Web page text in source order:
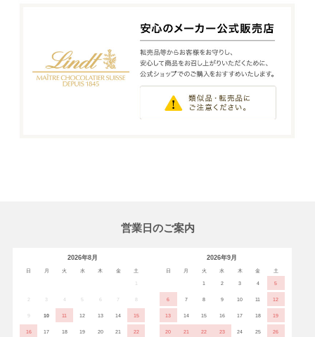
営業日のご案内
2026年8月
日 月 火 水 木 金 土
2 3 5 6 8
9 10 11 12 13 14 15
16 17 18 19 20 21 22
2026年9月
日 月 火 水 木 金 土
1 2 3 4 5
6 7 8 9 10 11 12
13 14 15 16 17 18 19
20 21 22 23 24 25 26